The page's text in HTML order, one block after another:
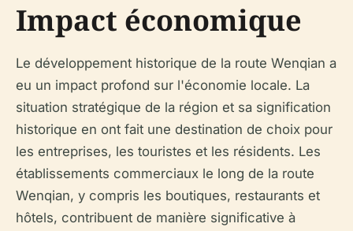
Impact économique
Le développement historique de la route Wenqian a
eu un impact profond sur l'économie locale. La
situation stratégique de la région et sa signification
historique en ont fait une destination de choix pour
les entreprises, les touristes et les résidents. Les
établissements commerciaux le long de la route
Wenqian, y compris les boutiques, restaurants et
hôtels, contribuent de manière significative à